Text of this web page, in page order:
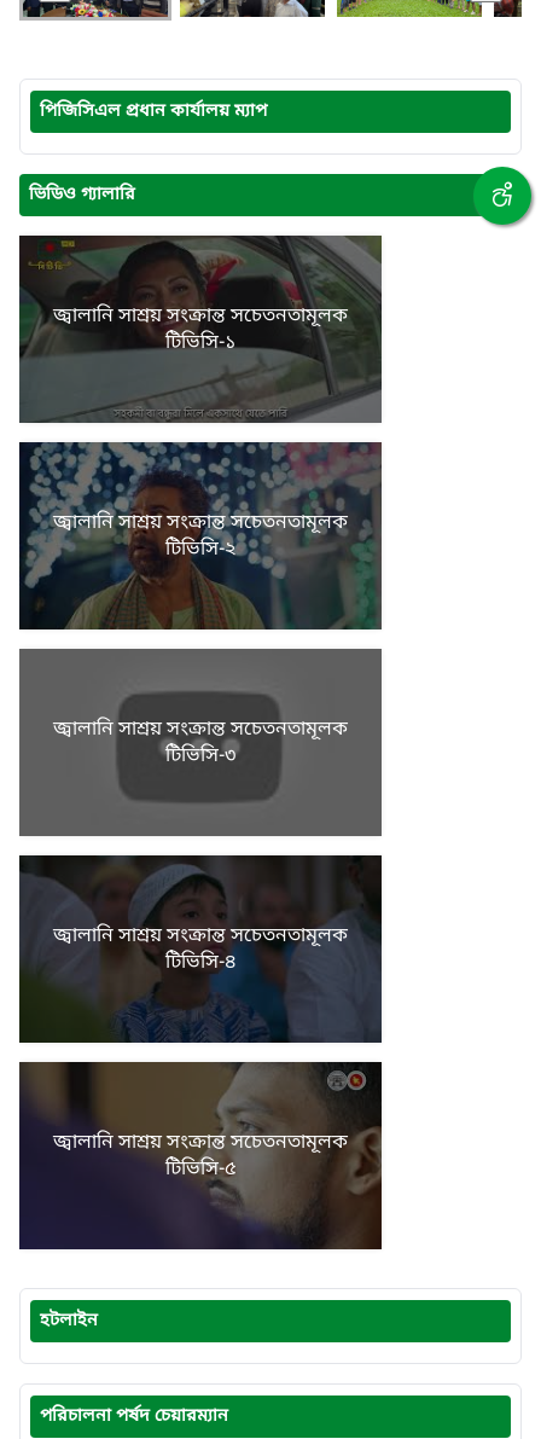
পিজিসিএল প্রধান কার্যালয় ম্যাপ
ভিডিও গ্যালারি
জ্বালানি সাশ্রয় সংক্রান্ত সচেতনতামূলক
টিভিসি-১
জ্বালানি সাশ্রয় সংক্রান্ত সচেতনতামূলক
টিভিসি-২
জ্বালানি সাশ্রয় সংক্রান্ত সচেতনতামূলক
টিভিসি-৩
জ্বালানি সাশ্রয় সংক্রান্ত সচেতনতামূলক
টিভিসি-৪
জ্বালানি সাশ্রয় সংক্রান্ত সচেতনতামূলক
টিভিসি-৫
হটলাইন
পরিচালনা পর্ষদ চেয়ারম্যান